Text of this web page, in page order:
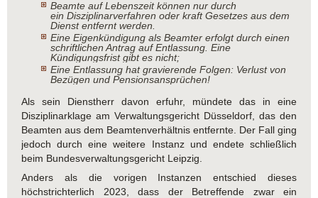
Beamte auf Lebenszeit können nur durch
ein Disziplinarverfahren oder kraft Gesetzes aus dem
Dienst entfernt werden.
Eine Eigenkündigung als Beamter erfolgt durch einen
schriftlichen Antrag auf Entlassung. Eine
Kündigungsfrist gibt es nicht;
Eine Entlassung hat gravierende Folgen: Verlust von
Bezügen und Pensionsansprüchen!
Als sein Dienstherr davon erfuhr, mündete das in eine
Disziplinarklage am Verwaltungsgericht Düsseldorf, das den
Beamten aus dem Beamtenverhältnis entfernte. Der Fall ging
jedoch durch eine weitere Instanz und endete schließlich
beim Bundesverwaltungsgericht Leipzig.
Anders als die vorigen Instanzen entschied dieses
höchstrichterlich 2023, dass der Betreffende zwar ein